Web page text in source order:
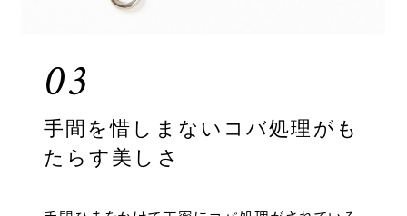
03
手間を惜しまないコバ処理がも
たらす美しさ